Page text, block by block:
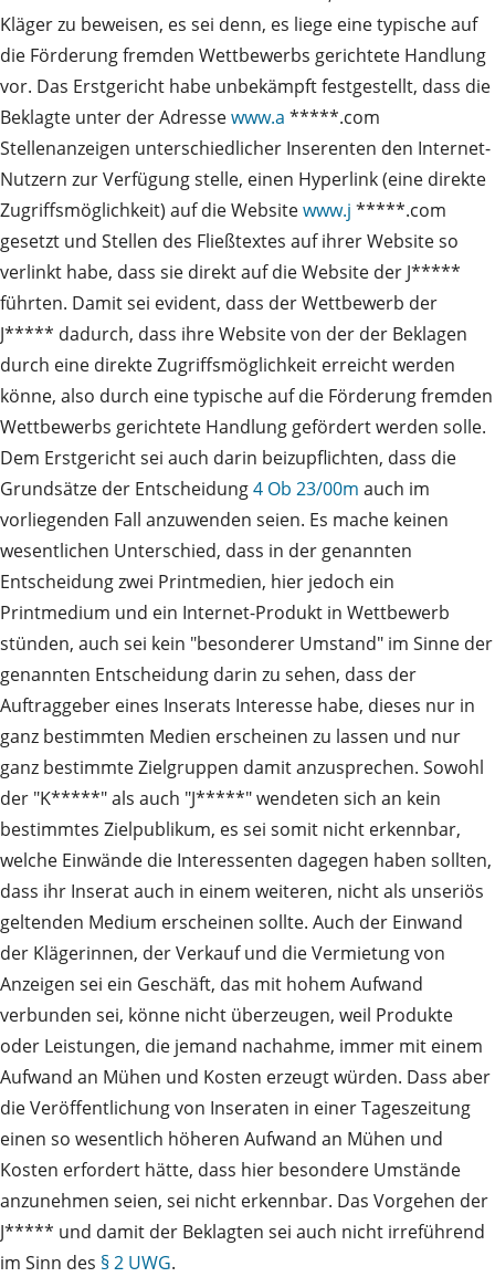
Kläger zu beweisen, es sei denn, es liege eine typische auf
die Förderung fremden Wettbewerbs gerichtete Handlung
vor. Das Erstgericht habe unbekämpft festgestellt, dass die
Beklagte unter der Adressewww.a *****.com
Stellenanzeigen unterschiedlicher Inserenten den Internet-
Nutzern zur Verfügung stelle, einen Hyperlink (eine direkte
Zugriffsmöglichkeit) auf die Websitewww.j *****.com
gesetzt und Stellen des Fließtextes auf ihrer Website so
verlinkt habe, dass sie direkt auf die Website der J*****
führten. Damit sei evident, dass der Wettbewerb der
J***** dadurch, dass ihre Website von der der Beklagen
durch eine direkte Zugriffsmöglichkeit erreicht werden
könne, also durch eine typische auf die Förderung fremden
Wettbewerbs gerichtete Handlung gefördert werden solle.
Dem Erstgericht sei auch darin beizupflichten, dass die
Grundsätze der Entscheidung4 Ob 23/00m auch im
vorliegenden Fall anzuwenden seien. Es mache keinen
wesentlichen Unterschied, dass in der genannten
Entscheidung zwei Printmedien, hier jedoch ein
Printmedium und ein Internet-Produkt in Wettbewerb
stünden, auch sei kein "besonderer Umstand" im Sinne der
genannten Entscheidung darin zu sehen, dass der
Auftraggeber eines Inserats Interesse habe, dieses nur in
ganz bestimmten Medien erscheinen zu lassen und nur
ganz bestimmte Zielgruppen damit anzusprechen. Sowohl
der "K*****" als auch "J*****" wendeten sich an kein
bestimmtes Zielpublikum, es sei somit nicht erkennbar,
welche Einwände die Interessenten dagegen haben sollten,
dass ihr Inserat auch in einem weiteren, nicht als unseriös
geltenden Medium erscheinen sollte. Auch der Einwand
der Klägerinnen, der Verkauf und die Vermietung von
Anzeigen sei ein Geschäft, das mit hohem Aufwand
verbunden sei, könne nicht überzeugen, weil Produkte
oder Leistungen, die jemand nachahme, immer mit einem
Aufwand an Mühen und Kosten erzeugt würden. Dass aber
die Veröffentlichung von Inseraten in einer Tageszeitung
einen so wesentlich höheren Aufwand an Mühen und
Kosten erfordert hätte, dass hier besondere Umstände
anzunehmen seien, sei nicht erkennbar. Das Vorgehen der
J***** und damit der Beklagten sei auch nicht irreführend
im Sinn des § 2 UWG.